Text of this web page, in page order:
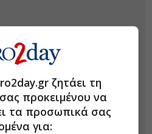
ζητάει τη
προκειμένου να
τα προσωπικά σας
για: